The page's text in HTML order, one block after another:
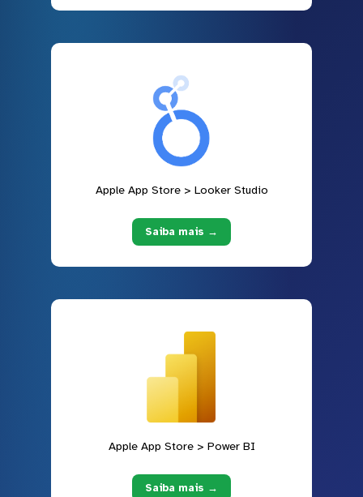
Apple App Store > Looker Studio
Saiba mais →
Apple App Store > Power BI
Saiba mais →